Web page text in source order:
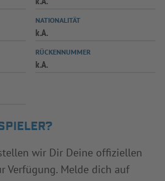
SPIELPLUS
NATIONALITÄT
k.A.
RÜCKENNUMMER
k.A.
wir Dir Deine offiziellen
Verfügung. Melde dich auf